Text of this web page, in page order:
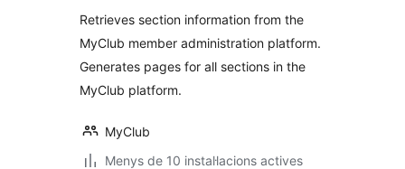
Retrieves section information from the
MyClub member administration platform.
Generates pages for all sections in the
MyClub platform.
MyClub
Menys de 10 instal·lacions actives